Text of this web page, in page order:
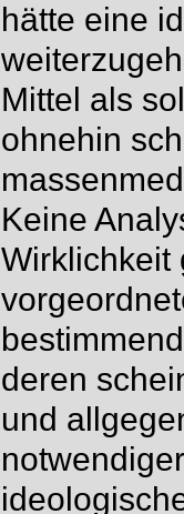
hätte eine
Mittel als
ohnehin
Keine
Wirklichkeit
deren
und